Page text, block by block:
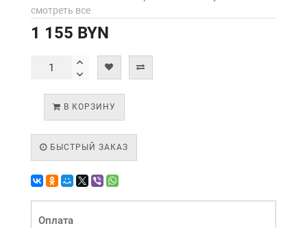
смотреть все
1 155 BYN
В КОРЗИНУ
БЫСТРЫЙ ЗАКАЗ
Оплата